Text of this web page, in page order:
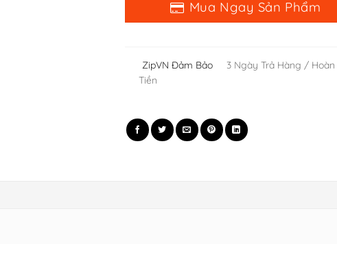
ZipVN Đảm Bảo
3 Ngày Trả Hàng / Hoàn
Tiền